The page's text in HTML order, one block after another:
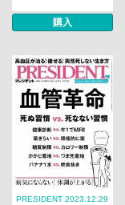
購入
PRESIDENT 2023.12.29